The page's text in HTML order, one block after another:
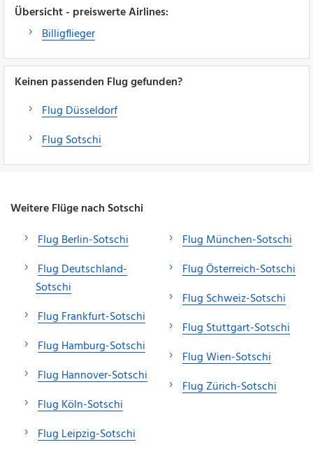
Übersicht - preiswerte Airlines:
Billigflieger
Keinen passenden Flug gefunden?
Flug Düsseldorf
Flug Sotschi
Weitere Flüge nach Sotschi
Flug Berlin-Sotschi
Flug Deutschland-
Sotschi
Flug Frankfurt-Sotschi
Flug Hamburg-Sotschi
Flug Hannover-Sotschi
Flug Köln-Sotschi
Flug Leipzig-Sotschi
Flug München-Sotschi
Flug Österreich-Sotschi
Flug Schweiz-Sotschi
Flug Stuttgart-Sotschi
Flug Wien-Sotschi
Flug Zürich-Sotschi